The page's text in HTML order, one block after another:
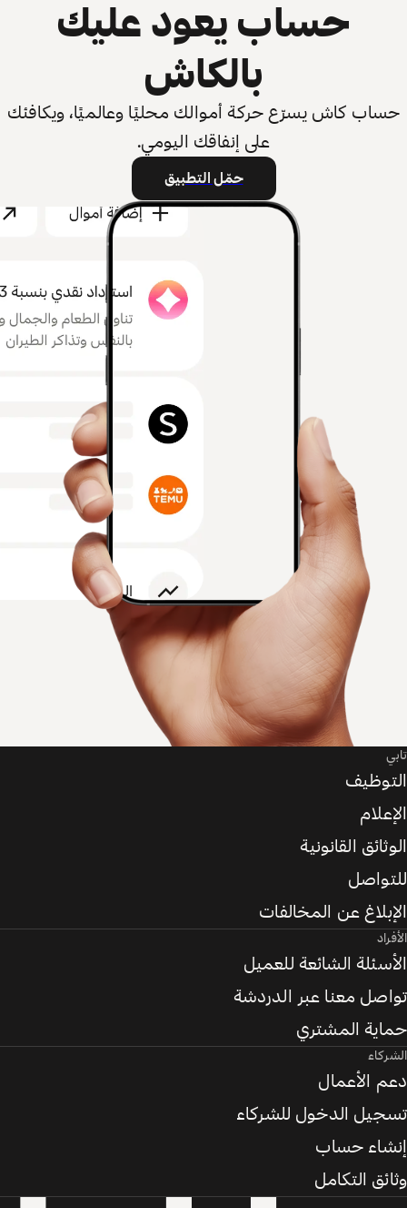
حساب يعود عليك
بالكاش
حساب كاش يسرّع حركة أموالك محليًا وعالميًا، ويكافئك
على إنفاقك اليومي.
حمّل التطبيق
تابي
التوظيف
الإعلام
الوثائق القانونية
للتواصل
الإبلاغ عن المخالفات
الأفراد
الأسئلة الشائعة للعميل
تواصل معنا عبر الدردشة
حماية المشتري
الشركاء
دعم الأعمال
تسجيل الدخول للشركاء
إنشاء حساب
وثائق التكامل